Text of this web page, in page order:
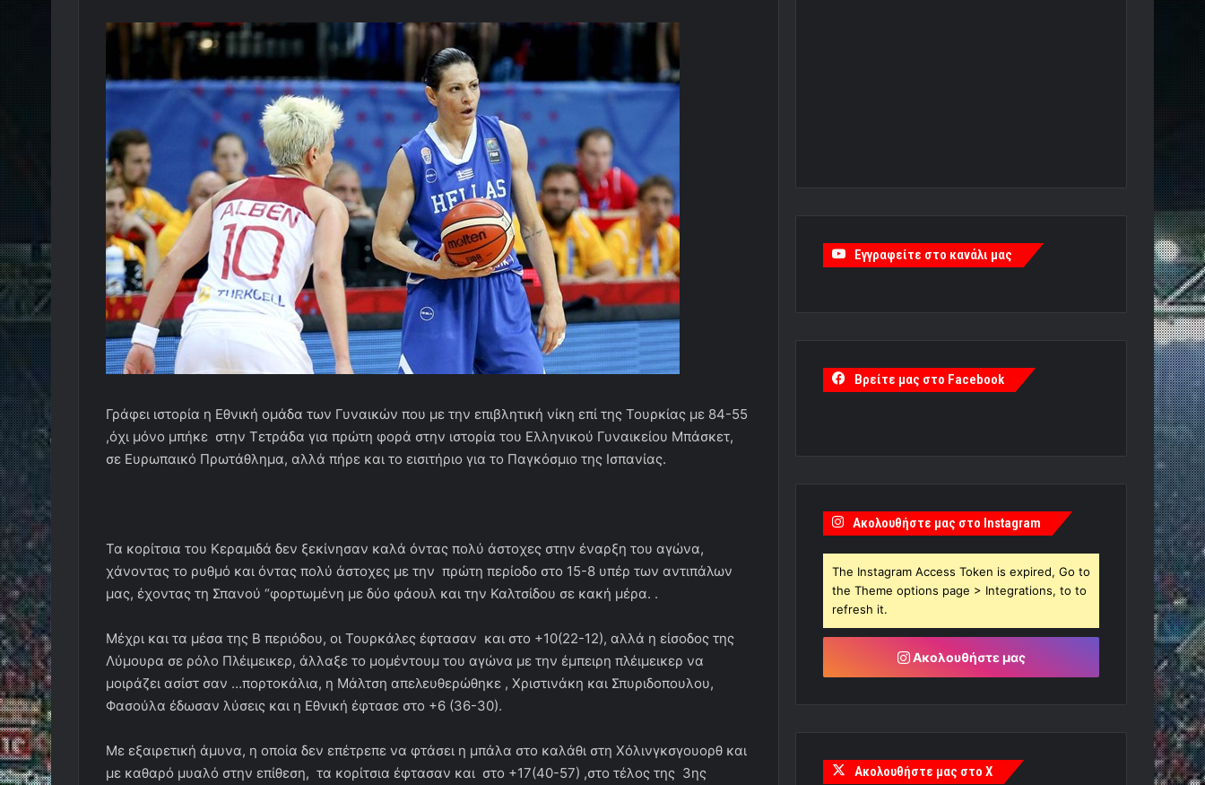
Γράφει ιστορία η Εθνική ομάδα των Γυναικών που με την επιβλητική νίκη επί της Τουρκίας με 84-55
,όχι μόνο μπήκε στην Τετράδα για πρώτη φορά στην ιστορία του Ελληνικού Γυναικείου Μπάσκετ,
σε Ευρωπαικό Πρωτάθλημα, αλλά πήρε και το εισιτήριο για το Παγκόσμιο της Ισπανίας.
Τα κορίτσια του Κεραμιδά δεν ξεκίνησαν καλά όντας πολύ άστοχες στην έναρξη του αγώνα,
χάνοντας το ρυθμό και όντας πολύ άστοχες με την πρώτη περίοδο στο 15-8 υπέρ των αντιπάλων
μας, έχοντας τη Σπανού “φορτωμένη με δύο φάουλ και την Καλτσίδου σε κακή μέρα. .
Μέχρι και τα μέσα της Β περιόδου, οι Τουρκάλες έφτασαν και στο +10(22-12), αλλά η είσοδος της
Λύμουρα σε ρόλο Πλέιμεικερ, άλλαξε το μομέντουμ του αγώνα με την έμπειρη πλέιμεικερ να
μοιράζει ασίστ σαν …πορτοκάλια, η Μάλτση απελευθερώθηκε , Χριστινάκη και Σπυριδοπουλου,
Φασούλα έδωσαν λύσεις και η Εθνική έφτασε στο +6 (36-30).
Με εξαιρετική άμυνα, η οποία δεν επέτρεπε να φτάσει η μπάλα στο καλάθι στη Χόλινγκσγουορθ και
με καθαρό μυαλό στην επίθεση, τα κορίτσια έφτασαν και στο +17(40-57) ,στο τέλος της 3ης
Εγγραφείτε στο κανάλι μας
Βρείτε μας στο Facebook
Ακολουθήστε μας στο Instagram
The Instagram Access Token is expired, Go to
the Theme options page > Integrations, to to
refresh it.
Ακολουθήστε μας
Ακολουθήστε μας στο X